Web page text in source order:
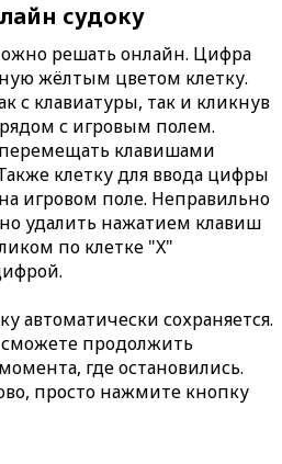
судоку
решать онлайн. Цифра
жёлтым цветом клетку.
с клавиатуры, так и кликнув
с игровым полем.
клавишами
клетку для ввода цифры
игровом поле. Неправильно
удалить нажатием клавиш
по клетке "X"
автоматически сохраняется.
продолжить
где остановились.
просто нажмите кнопку